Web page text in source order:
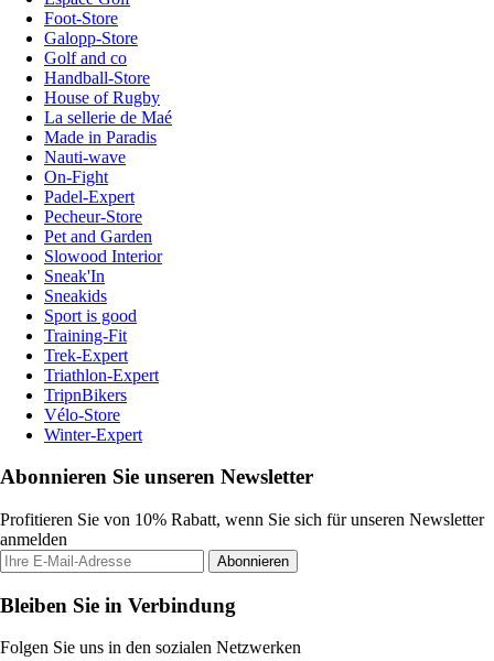
Foot-Store
Galopp-Store
Golf and co
Handball-Store
House of Rugby
La sellerie de Maé
Made in Paradis
Nauti-wave
On-Fight
Padel-Expert
Pecheur-Store
Pet and Garden
Slowood Interior
Sneak'In
Sneakids
Sport is good
Training-Fit
Trek-Expert
Triathlon-Expert
TripnBikers
Vélo-Store
Winter-Expert
Abonnieren Sie unseren Newsletter
Profitieren Sie von 10% Rabatt, wenn Sie sich für unseren Newsletter
anmelden
Abonnieren
Bleiben Sie in Verbindung
Folgen Sie uns in den sozialen Netzwerken